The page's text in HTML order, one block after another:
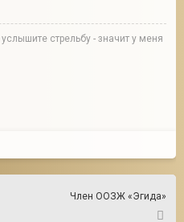
стрельбу - значит у меня
Член ООЗЖ «Эгида»